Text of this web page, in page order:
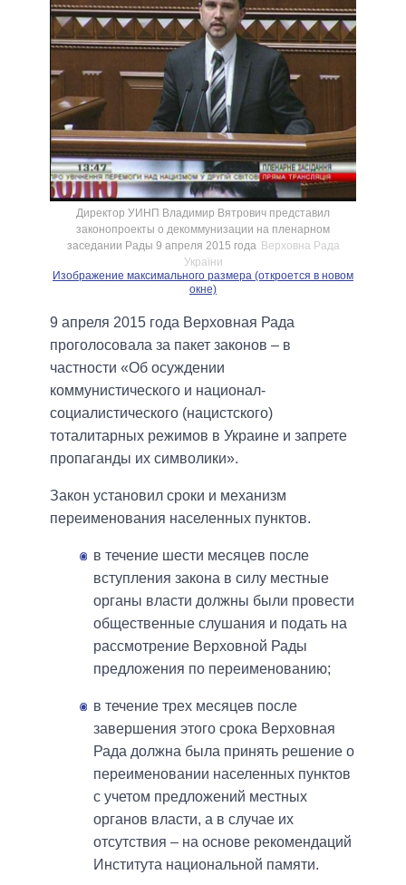
Директор УИНП Владимир Вятрович представил
законопроекты о декоммунизации на пленарном
заседании Рады 9 апреля 2015 года Верховна Рада
України
Изображение максимального размера (откроется в новом
окне)
9 апреля 2015 года Верховная Рада
проголосовала за пакет законов – в
частности «Об осуждении
коммунистического и национал-
социалистического (нацистского)
тоталитарных режимов в Украине и запрете
пропаганды их символики».
Закон установил сроки и механизм
переименования населенных пунктов.
в течение шести месяцев после
вступления закона в силу местные
органы власти должны были провести
общественные слушания и подать на
рассмотрение Верховной Рады
предложения по переименованию;
в течение трех месяцев после
завершения этого срока Верховная
Рада должна была принять решение о
переименовании населенных пунктов
с учетом предложений местных
органов власти, а в случае их
отсутствия – на основе рекомендаций
Института национальной памяти.